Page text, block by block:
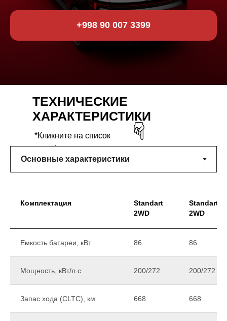
+998 90 007 3399
ТЕХНИЧЕСКИЕ
ХАРАКТЕРИСТИКИ
*Кликните на список
ниже*
Комплектация
Standart
2WD
Standart
2WD
Емкость батареи, кВт 86 86
Мощность, кВт/л.с 200/272 200/272
Запас хода (CLTC), км 668 668